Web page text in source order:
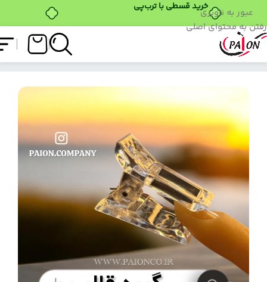
خرید قسطی با ترب‌پیعبور به ناوبری
رفتن به محتوای اصلی
فروشگاه گیره قالب پایون